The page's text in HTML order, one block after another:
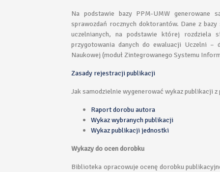
Na podstawie bazy PPM-UMW generowane
sprawozdań rocznych doktorantów. Dane z
uczelnianych, na podstawie której rozdziela
przygotowania danych do ewaluacji Uczelni
Naukowej (moduł Zintegrowanego Systemu
Zasady rejestracji publikacji
Jak samodzielnie wygenerować wykaz publikacji z
Raport dorobu autora
Wykaz wybranych publikacji
Wykaz publikacji jednostki
Wykazy do ocen dorobku
Biblioteka opracowuje ocenę dorobku